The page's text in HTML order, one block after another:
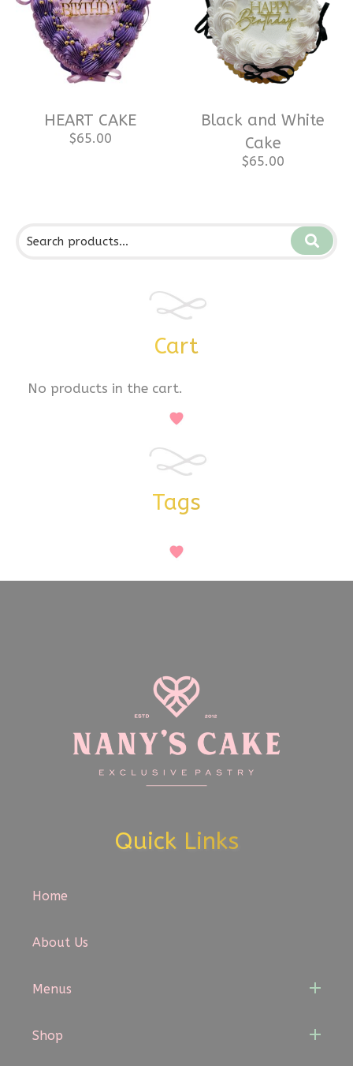
Cart
No products in the cart.
Tags
HEART CAKE
$65.00
Black and White
Cake
$65.00
Quick Links
Home
About Us
Menus
Shop